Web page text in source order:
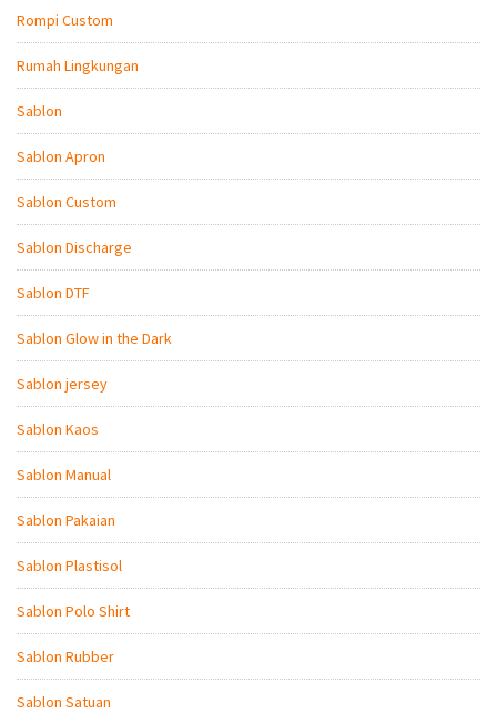
Rompi Custom
Rumah Lingkungan
Sablon
Sablon Apron
Sablon Custom
Sablon Discharge
Sablon DTF
Sablon Glow in the Dark
Sablon jersey
Sablon Kaos
Sablon Manual
Sablon Pakaian
Sablon Plastisol
Sablon Polo Shirt
Sablon Rubber
Sablon Satuan